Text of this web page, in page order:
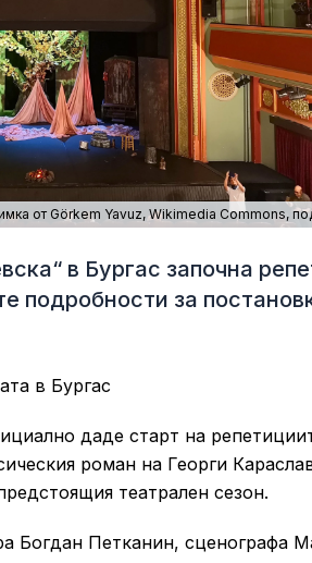
от Görkem Yavuz,Wikimedia Commons,
в Бургас започна
подробности за
в Бургас
даде старт на
роман на Георги
театрален сезон.
Богдан Петканин, сценографа